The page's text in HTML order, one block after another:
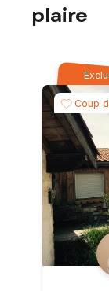
plaire
Coup